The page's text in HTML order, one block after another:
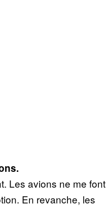
Les avions ne me font
En revanche, les